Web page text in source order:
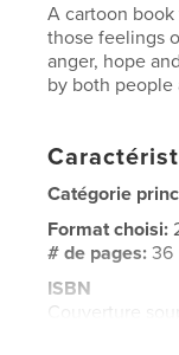
A cartoon
those feelings
anger, hope
by both people
Catégorie
Format choisi:
# de pages:36
ISBN
Couverture
Date de